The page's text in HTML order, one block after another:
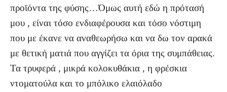
προϊόντα της φύσης…Όμως αυτή εδώ η πρότασή
μου , είναι τόσο ενδιαφέρουσα και τόσο νόστιμη
που με έκανε να αναθεωρήσω και να δω τον αρακά
με θετική ματιά που αγγίζει τα όρια της συμπάθειας.
Τα τρυφερά , μικρά κολοκυθάκια , η φρέσκια
ντοματούλα και το μπόλικο ελαιόλαδο